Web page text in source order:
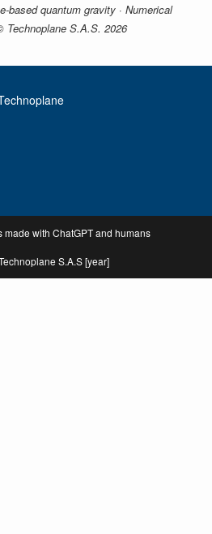
based quantum gravity · Numerical
Technoplane S.A.S. 2026
made with ChatGPT and humans
S.A.S [year]